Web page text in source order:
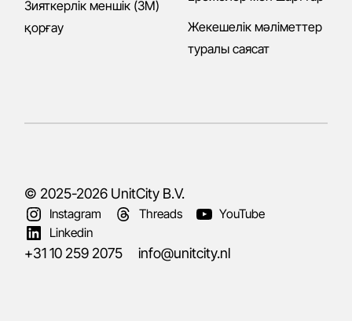
Зияткерлік меншік (ЗМ)
қорғау
Жекешелік мәліметтер
туралы саясат
© 2025-2026 UnitCity B.V.
Instagram Threads
YouTube
Linkedin
+31 10 259 2075 info@unitcity.nl